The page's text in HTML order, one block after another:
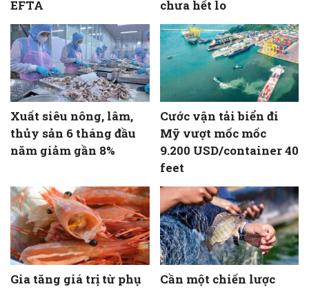
EFTA chưa hết lo
Xuất siêu nông, lâm,
thủy sản 6 tháng đầu
năm giảm gần 8%
Cước vận tải biển đi
Mỹ vượt mốc mốc
9.200 USD/container 40
feet
Gia tăng giá trị từ phụ
Cần một chiến lược